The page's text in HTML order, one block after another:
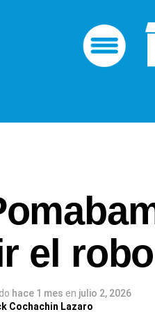
el
hace 1 mes en julio 2, 2026
Cochachin Lazaro